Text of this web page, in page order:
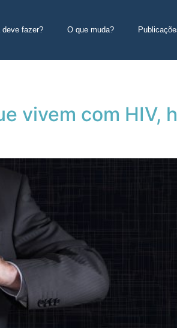
deve fazer? O que muda?
vivem com HIV,